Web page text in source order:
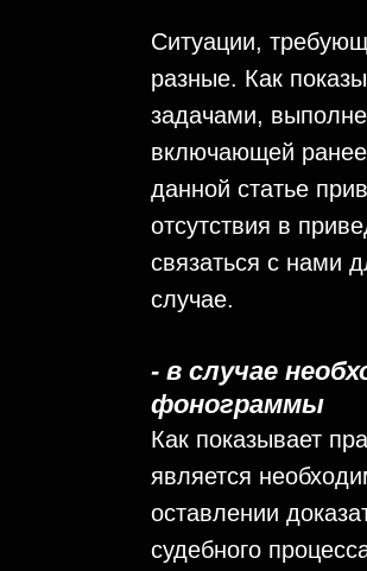
Ситуации,
разные. Как
задачами,
включающей
данной статье
отсутствия в
связаться с нами
случае.
- в случае
фонограммы
Как показывает
является
оставлении
судебного